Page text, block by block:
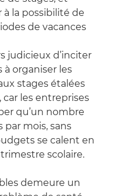
la possibilité de
de vacances
judicieux d’inciter
à organiser les
stages étalées
car les entreprises
qu’un nombre
par mois, sans
se calent en
scolaire.
demeure un